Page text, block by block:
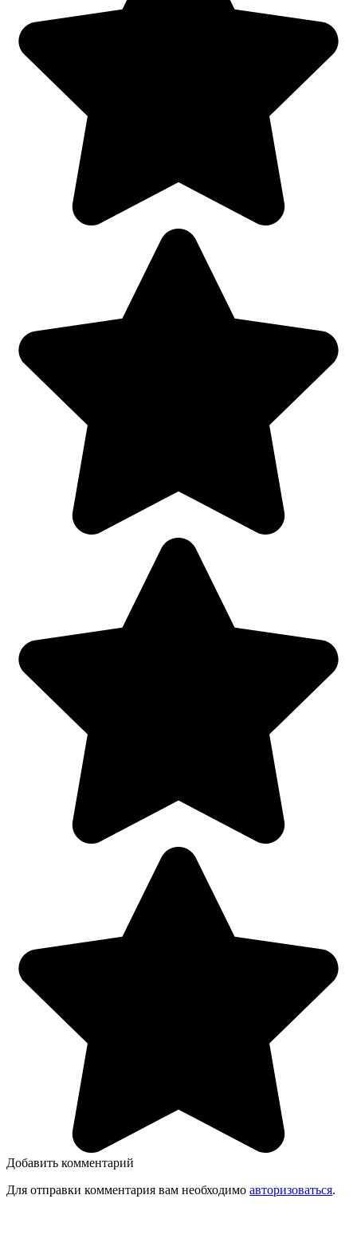
Добавить комментарий
Для отправки комментария вам необходимо авторизоваться.